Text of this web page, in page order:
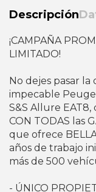
Descripción
¡CAMPAÑA
LIMITADO!
No dejes pasar
impecable
S&S Allure EAT8,
CON TODAS las
que ofrece
años de trabajo
más de 500
- ÚNICO